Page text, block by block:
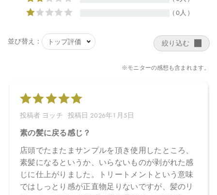
リスエキス、メドウフォーム種子油、乳酸、キャンデリラロウ、
加水分解水添デンプン、ココジモニウムヒドロキシプロピル加水
ンタオレイン酸ポリグリセリル－１０、ベヘントリモニウムメト
サルフェート、グアーヒドロキシプロピルトリモニウムクロリ
ド、セタノール、エチルヘキシルグリセリン、カプリル酸グリセ
日本
【メーカー品番】
店舗でお問い合わせの際には、下記品番をお伝え下さい。
4573623437554
【店舗発売日】
CosmeKitchen 2026/1/8
Biople 2026/1/8
Biop 2026/1/8